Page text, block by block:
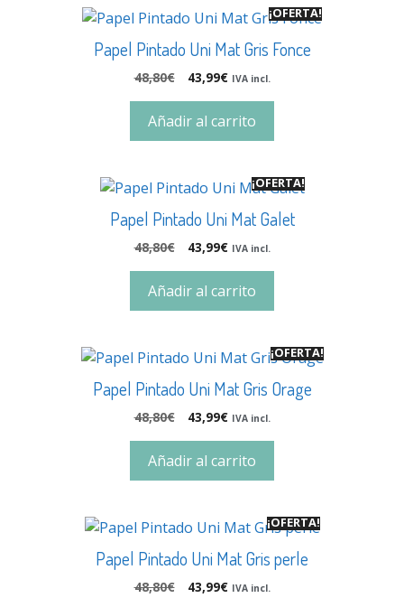
¡OFERTA!
Papel Pintado Uni Mat Gris Fonce
48,80€ 43,99€ IVA incl.
Añadir al carrito
¡OFERTA!
Papel Pintado Uni Mat Galet
48,80€ 43,99€ IVA incl.
Añadir al carrito
¡OFERTA!
Papel Pintado Uni Mat Gris Orage
48,80€ 43,99€ IVA incl.
Añadir al carrito
¡OFERTA!
Papel Pintado Uni Mat Gris perle
48,80€ 43,99€ IVA incl.